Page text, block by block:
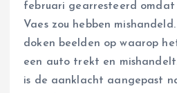
februari gearresteerd omdat
Vaes zou hebben
doken beelden op waarop
een auto trekt en
is de aanklacht aangepast